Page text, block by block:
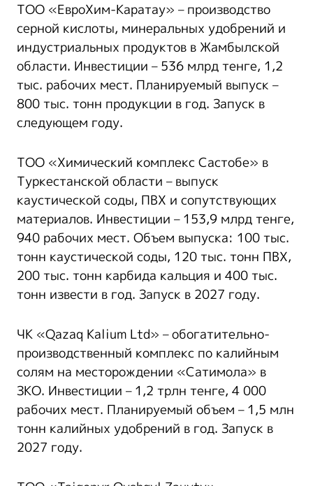
ТОО «ЕвроХим-Каратау» – производство
серной кислоты, минеральных удобрений и
индустриальных продуктов в Жамбылской
области. Инвестиции – 536 млрд тенге, 1,2
тыс. рабочих мест. Планируемый выпуск –
800 тыс. тонн продукции в год. Запуск в
следующем году.
ТОО «Химический комплекс Састобе» в
Туркестанской области – выпуск
каустической соды, ПВХ и сопутствующих
материалов. Инвестиции – 153,9 млрд тенге,
940 рабочих мест. Объем выпуска: 100 тыс.
тонн каустической соды, 120 тыс. тонн ПВХ,
200 тыс. тонн карбида кальция и 400 тыс.
тонн извести в год. Запуск в 2027 году.
ЧК «Qazaq Kalium Ltd» – обогатительно-
производственный комплекс по калийным
солям на месторождении «Сатимола» в
ЗКО. Инвестиции – 1,2 трлн тенге, 4 000
рабочих мест. Планируемый объем – 1,5 млн
тонн калийных удобрений в год. Запуск в
2027 году.